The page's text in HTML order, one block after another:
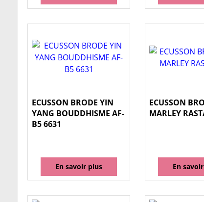
ECUSSON BRODE YIN
YANG BOUDDHISME AF-
B5 6631
En savoir plus
ECUSSON
MARLEY
En